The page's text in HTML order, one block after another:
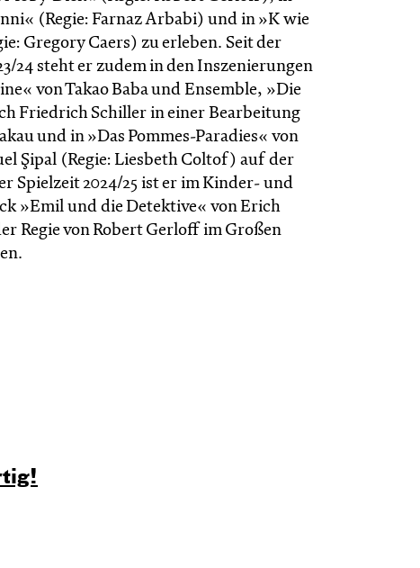
(Regie: Farnaz Arbabi) und in »K wie
Gregory Caers) zu erleben. Seit der
24 steht er zudem in den Inszenierungen
von Takao Baba und Ensemble, »Die
Friedrich Schiller in einer Bearbeitung
und in »Das Pommes-Paradies« von
Şipal (Regie: Liesbeth Coltof) auf der
Spielzeit 2024/25 ist er im Kinder- und
»Emil und die Detektive« von Erich
Regie von Robert Gerloff im Großen